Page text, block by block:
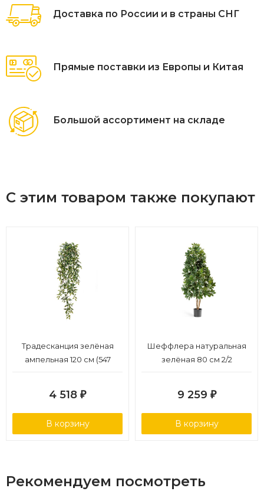
Доставка по России и в страны СНГ
Прямые поставки из Европы и Китая
Большой ассортимент на складе
С этим товаром также покупают
Традесканция зелёная
ампельная 120 см (547
4 518 ₽
В корзину
Шеффлера натуральная
зелёная 80 см 2/2
9 259 ₽
В корзину
Рекомендуем посмотреть